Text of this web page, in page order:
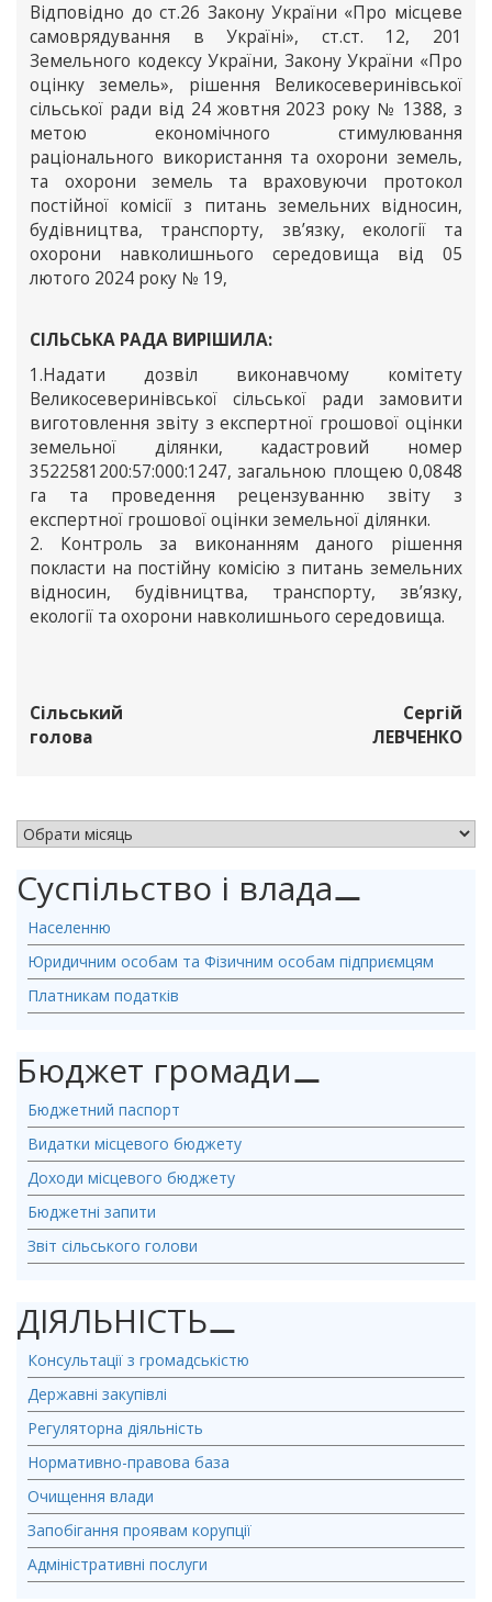
Відповідно до ст.26 Закону України «Про місцеве
самоврядування в Україні», ст.ст. 12, 201
Земельного кодексу України, Закону України «Про
оцінку земель», рішення Великосеверинівської
сільської ради від 24 жовтня 2023 року № 1388, з
метою економічного стимулювання
раціонального використання та охорони земель,
та охорони земель та враховуючи протокол
постійної комісії з питань земельних відносин,
будівництва, транспорту, зв’язку, екології та
охорони навколишнього середовища від 05
лютого 2024 року № 19,
СІЛЬСЬКА РАДА ВИРІШИЛА:
1.Надати дозвіл виконавчому комітету
Великосеверинівської сільської ради замовити
виготовлення звіту з експертної грошової оцінки
земельної ділянки, кадастровий номер
3522581200:57:000:1247, загальною площею 0,0848
га та проведення рецензуванню звіту з
експертної грошової оцінки земельної ділянки.
2. Контроль за виконанням даного рішення
покласти на постійну комісію з питань земельних
відносин, будівництва, транспорту, зв’язку,
екології та охорони навколишнього середовища.
Сільський
голова
Сергій
ЛЕВЧЕНКО
Суспільство і влада⚊
Населенню
Юридичним особам та Фізичним особам підприємцям
Платникам податків
Бюджет громади⚊
Бюджетний паспорт
Видатки місцевого бюджету
Доходи місцевого бюджету
Бюджетні запити
Звіт сільського голови
ДІЯЛЬНІСТЬ⚊
Консультації з громадськістю
Державні закупівлі
Регуляторна діяльність
Нормативно-правова база
Очищення влади
Запобігання проявам корупції
Адміністративні послуги